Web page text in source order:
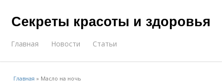
Секреты красоты и здоровья
Главная Новости Статьи
Главная » Масло на ночь